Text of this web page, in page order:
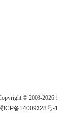
© 2003-2026
ICP备14009328号-1